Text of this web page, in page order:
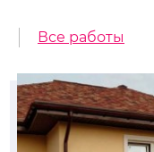
Все работы